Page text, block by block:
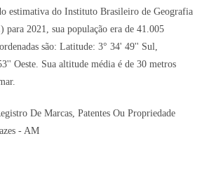
estimativa do Instituto Brasileiro de Geografia
para 2021, sua população era de 41.005
são: Latitude: 3° 34' 49'' Sul,
Oeste. Sua altitude média é de 30 metros
De Marcas, Patentes Ou Propriedade
- AM